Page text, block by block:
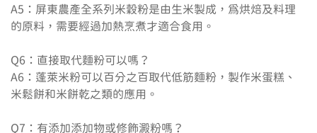
A5：屏東農產全系列米穀粉是由生米製成，為烘焙及料理
的原料，需要經過加熱烹煮才適合食用。
Q6：直接取代麵粉可以嗎？
A6：蓬萊米粉可以百分之百取代低筋麵粉，製作米蛋糕、
米鬆餅和米餅乾之類的應用。
Q7：有添加添加物或修飾澱粉嗎？